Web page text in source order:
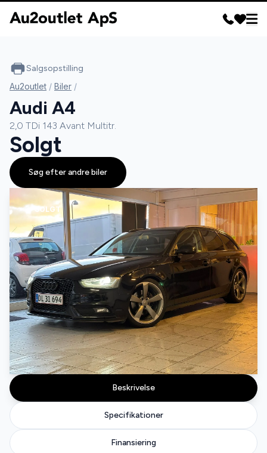
SOLGT
Specifikationer
Beskrivelse
Finansiering
Salgsopstilling
Au2outlet / Biler /
Audi A4
2,0 TDi 143 Avant Multitr.
Solgt
Søg efter andre biler